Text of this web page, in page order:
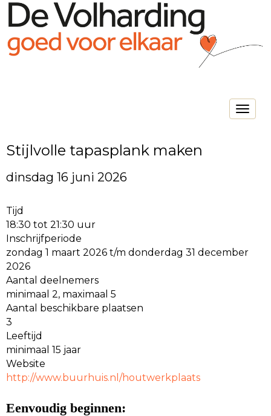
Toggle
Stijlvolle tapasplank maken
dinsdag 16 juni 2026
Tijd
18:30 tot 21:30 uur
Inschrijfperiode
zondag 1 maart 2026 t/m donderdag 31 december
2026
Aantal deelnemers
minimaal 2, maximaal 5
Aantal beschikbare plaatsen
3
Leeftijd
minimaal 15 jaar
Website
http://www.buurhuis.nl/houtwerkplaats
Eenvoudig beginnen: